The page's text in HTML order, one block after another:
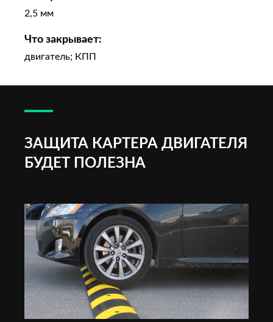
2,5 мм
Что закрывает:
двигатель; КПП
ЗАЩИТА КАРТЕРА ДВИГАТЕЛЯ
БУДЕТ ПОЛЕЗНА